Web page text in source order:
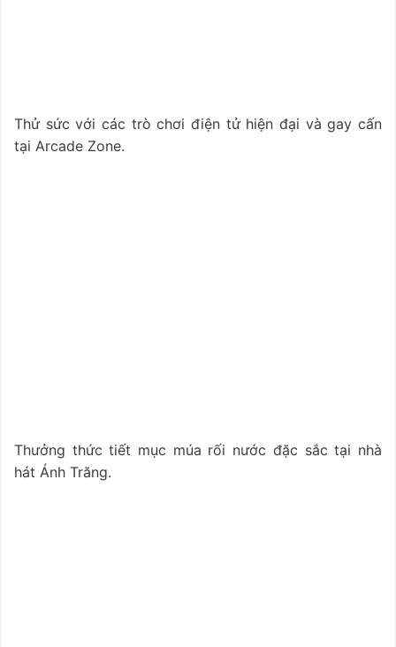
Thử sức với các trò chơi điện tử hiện đại và gay cấn
tại Arcade Zone.
Thưởng thức tiết mục múa rối nước đặc sắc tại nhà
hát Ánh Trăng.